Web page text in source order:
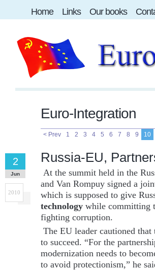
Home Links Our books
Euro-Integration
< Prev 1 2 3 4 5 6 7 8 9 10
Russia-EU,
2
Jun
2010
At the summit held in the
and Van Rompuy signed a
which is supposed to give
technology while committing
fighting corruption.
The EU leader cautioned
to succeed. “For the
modernization needs to
to avoid protectionism,” he